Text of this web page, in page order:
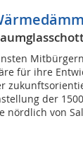
für ihre
der
nördlich von